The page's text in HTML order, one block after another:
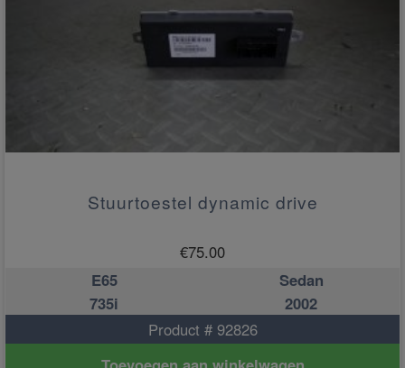
Stuurtoestel dynamic drive
€75.00
E65
Sedan
735i
2002
Product # 92826